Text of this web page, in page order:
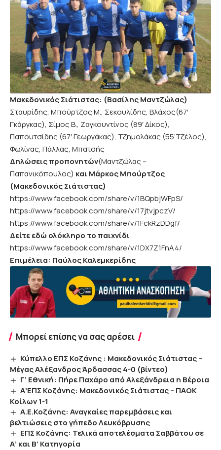
Μακεδονικός Σιάτιστας: (Βασίλης Μαντζώλας)
Σταυρίδης, Μπούρτζος Μ., Σεκουλίδης, Βλάχος(67′
Γκάργκας), Σίμος Β., Ζαγκουντίνος (89′ Δίκος),
Παπουτσίδης (67′ Γεωργάκας), Τζημολάκας (55’Τζέλος),
Φωλίνας, Πάλλας, Μπατσής
Δηλώσεις προπονητών(Μαντζώλας –
Παπανικόπουλος) και Μάρκος Μπούρτζος
(Μακεδονικός Σιάτιστας)
https://www.facebook.com/share/v/1BQpbjWFpS/
https://www.facebook.com/share/v/17jtvjpczV/
https://www.facebook.com/share/v/1FckRzDDgf/
Δείτε εδώ ολόκληρο το παιχνίδι
https://www.facebook.com/share/v/1DX7Z1FnA4/
Επιμέλεια: Παύλος Καλεμκερίδης
Μπορεί επίσης να σας αρέσει
Κύπελλο ΕΠΣ Κοζάνης : Μακεδονικός Σιάτιστας –
Μέγας Αλέξανδρος Άρδασσας 4-0 (βίντεο)
Γ’ Εθνική: Πήρε Παχάρο από Αλεξάνδρεια η Βέροια
Α’ΕΠΣ Κοζάνης: Μακεδονικός Σιάτιστας – ΠΑΟΚ
Κοίλων 1-1
Α.Ε.Κοζάνης: Αναγκαίες παρεμβάσεις και
βελτιώσεις στο γήπεδο Λευκόβρυσης
EΠΣ Κοζάνης: Τελικά αποτελέσματα Σαββάτου σε
Α’ και Β’ Κατηγορία